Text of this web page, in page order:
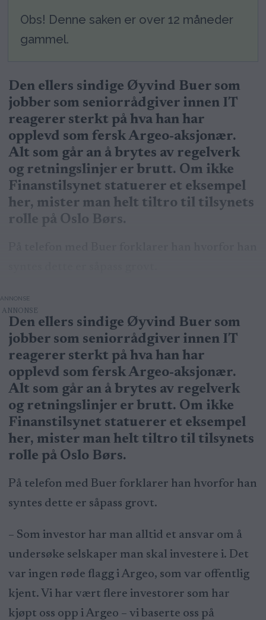
Obs! Denne saken er over 12 måneder
gammel.
Den ellers sindige Øyvind Buer som
jobber som seniorrådgiver innen IT
reagerer sterkt på hva han har
opplevd som fersk Argeo-aksjonær.
Alt som går an å brytes av regelverk
og retningslinjer er brutt. Om ikke
Finanstilsynet statuerer et eksempel
her, mister man helt tiltro til tilsynets
rolle på Oslo Børs.
ANNONSE
Den ellers sindige Øyvind Buer som
jobber som seniorrådgiver innen IT
reagerer sterkt på hva han har
opplevd som fersk Argeo-aksjonær.
Alt som går an å brytes av regelverk
og retningslinjer er brutt. Om ikke
Finanstilsynet statuerer et eksempel
her, mister man helt tiltro til tilsynets
rolle på Oslo Børs.
På telefon med Buer forklarer han hvorfor han
syntes dette er såpass grovt.
– Som investor har man alltid et ansvar om å
undersøke selskaper man skal investere i. Det
var ingen røde flagg i Argeo, som var offentlig
kjent. Vi har vært flere investorer som har
kjøpt oss opp i Argeo – vi baserte oss på